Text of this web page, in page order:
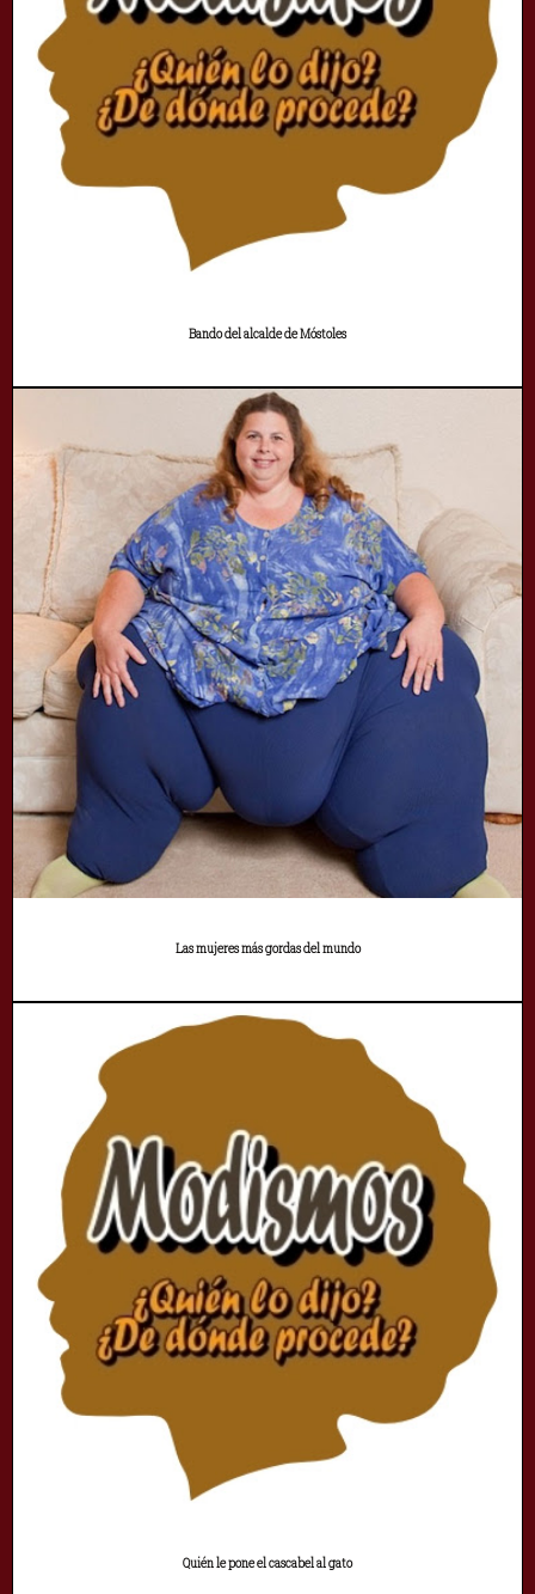
Bando del alcalde de Móstoles
Las mujeres más gordas del mundo
Quién le pone el cascabel al gato